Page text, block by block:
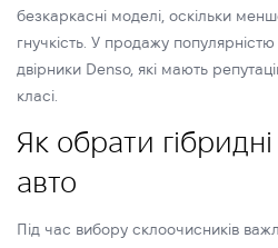
безкаркасні моделі, оскільки
гнучкість. У продажу
двірники Denso, які мають
класі.
Як обрати
авто
Під час вибору склоочисників